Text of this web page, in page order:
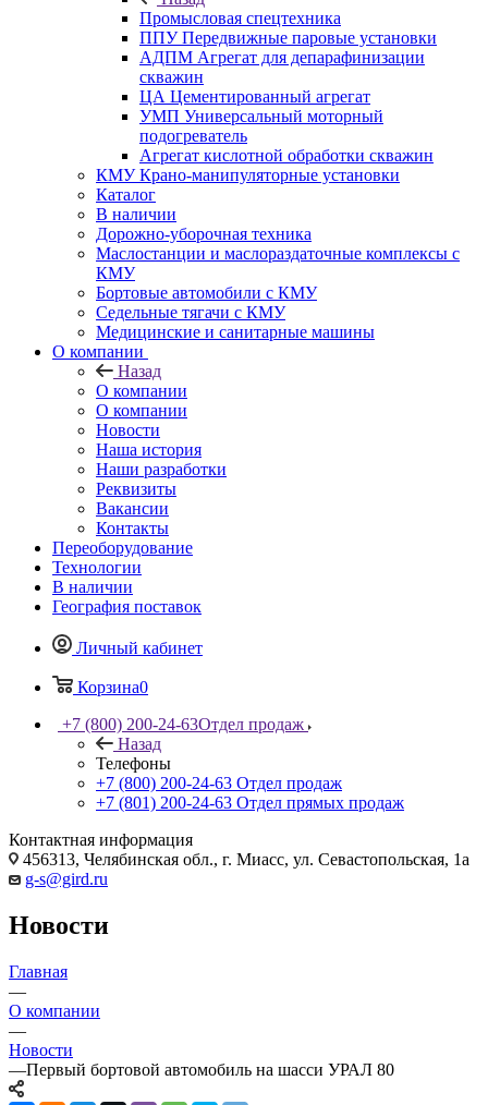
Промысловая спецтехника
ППУ Передвижные паровые установки
АДПМ Агрегат для депарафинизации
скважин
ЦА Цементированный агрегат
УМП Универсальный моторный
подогреватель
Агрегат кислотной обработки скважин
КМУ Крано-манипуляторные установки
Каталог
В наличии
Дорожно-уборочная техника
Маслостанции и маслораздаточные комплексы с
КМУ
Бортовые автомобили с КМУ
Седельные тягачи с КМУ
Медицинские и санитарные машины
О компании
Назад
О компании
О компании
Новости
Наша история
Наши разработки
Реквизиты
Вакансии
Контакты
Переоборудование
Технологии
В наличии
География поставок
Личный кабинет
Корзина0
+7 (800) 200-24-63Отдел продаж
Назад
Телефоны
+7 (800) 200-24-63 Отдел продаж
+7 (801) 200-24-63 Отдел прямых продаж
Контактная информация
456313, Челябинская обл., г. Миасс, ул. Севастопольская, 1а
g-s@gird.ru
Новости
Главная
—
О компании
—
Новости
—Первый бортовой автомобиль на шасси УРАЛ 80